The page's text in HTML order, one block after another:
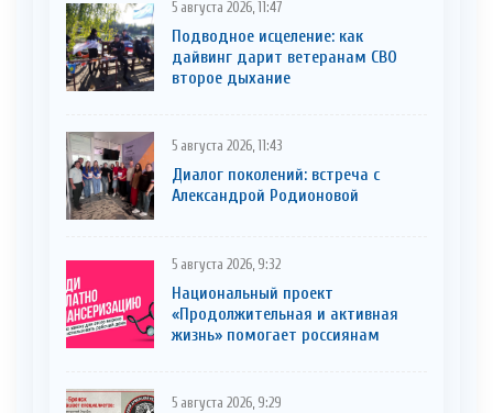
5 августа 2026, 11:47
Подводное исцеление: как
дайвинг дарит ветеранам СВО
второе дыхание
5 августа 2026, 11:43
Диалог поколений: встреча с
Александрой Родионовой
5 августа 2026, 9:32
Национальный проект
«Продолжительная и активная
жизнь» помогает россиянам
5 августа 2026, 9:29